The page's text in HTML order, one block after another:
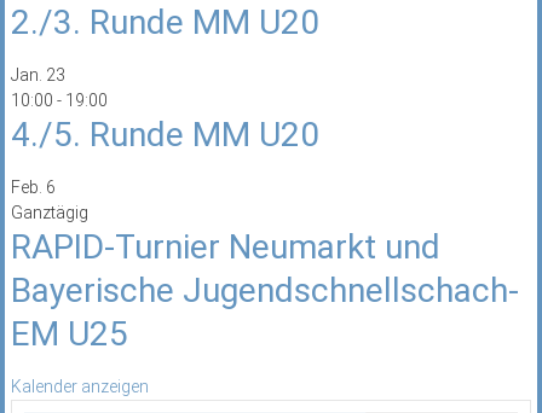
2./3. Runde MM U20
Jan. 23
10:00 - 19:00
4./5. Runde MM U20
Feb. 6
Ganztägig
RAPID-Turnier Neumarkt und
Bayerische Jugendschnellschach-
EM U25
Kalender anzeigen